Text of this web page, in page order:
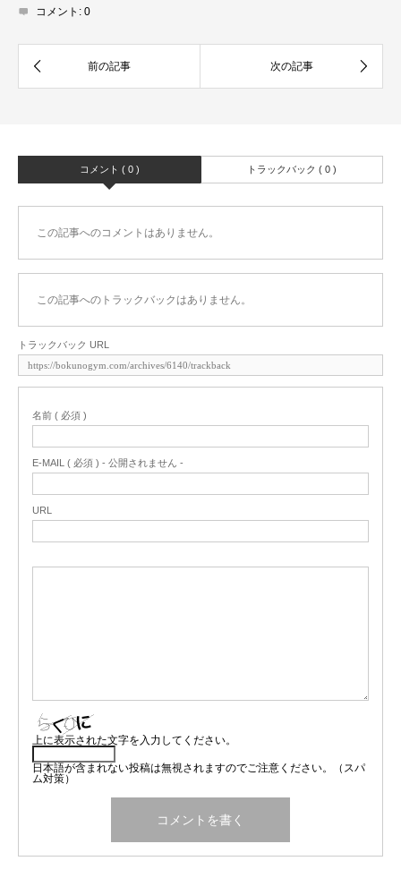
コメント: 0
コメント ( 0 ) トラックバック ( 0 )
この記事へのコメントはありません。
この記事へのトラックバックはありません。
トラックバック URL
名前 ( 必須 )
E-MAIL ( 必須 ) - 公開されません -
URL
上に表示された文字を入力してください。
日本語が含まれない投稿は無視されますのでご注意ください。（スパ
ム対策）